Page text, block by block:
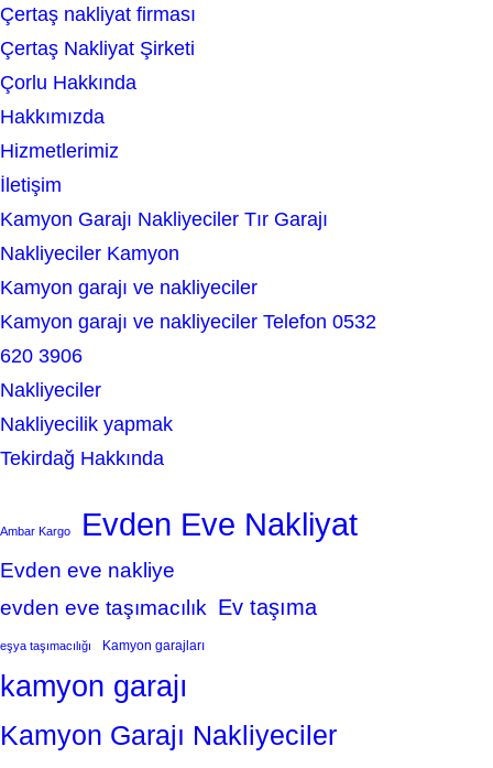
a
r
c
h
Çertaş nakliyat firması
Çertaş Nakliyat Şirketi
Çorlu Hakkında
Hakkımızda
Hizmetlerimiz
İletişim
Kamyon Garajı Nakliyeciler Tır Garajı
Nakliyeciler Kamyon
Kamyon garajı ve nakliyeciler
Kamyon garajı ve nakliyeciler Telefon 0532
620 3906
Nakliyeciler
Nakliyecilik yapmak
Tekirdağ Hakkında
Ambar Kargo Evden Eve Nakliyat
Evden eve nakliye
evden eve taşımacılık Ev taşıma
eşya taşımacılığı Kamyon garajları
kamyon garajı
Kamyon Garajı Nakliyeciler